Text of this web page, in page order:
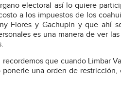
electoral así lo quiere
a los impuestos de los
Flores y Gachupin y que ahí
es una manera de ver
que cuando Limbar
ponerle una orden de